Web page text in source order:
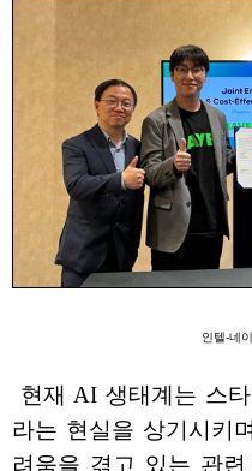
인텔-네
현재 AI 생태계는 스
라는 현실을 상기시키
려움을 겪고 있는 관